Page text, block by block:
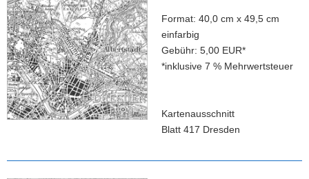
i
o
n
Format: 40,0 cm x 49,5 cm
einfarbig
Gebühr: 5,00 EUR*
*inklusive 7 % Mehrwertsteuer
Kartenausschnitt
Blatt 417 Dresden